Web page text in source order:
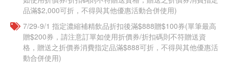
品滿$2,000可折，不得與其他優惠活動合併使用)
7/29-9/1 指定濃縮補精飲品​折扣後滿$888贈$100券(單筆最高
贈$200券，請注意訂單如使用折價券/折扣碼則不符贈送資
格，贈送之折價券消費指定品滿$888可折，不得與其他優惠活
動合併使用)